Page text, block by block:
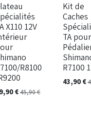
X110 12V
R8100
€45,90€
Kit de
Caches
TA pour
R7100
43,90€